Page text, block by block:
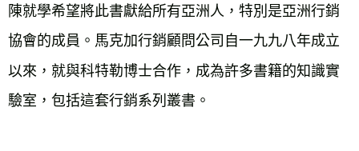
陳就學希望將此書獻給所有亞洲人，特別是亞洲行銷
協會的成員。馬克加行銷顧問公司自一九九八年成立
以來，就與科特勒博士合作，成為許多書籍的知識實
驗室，包括這套行銷系列叢書。